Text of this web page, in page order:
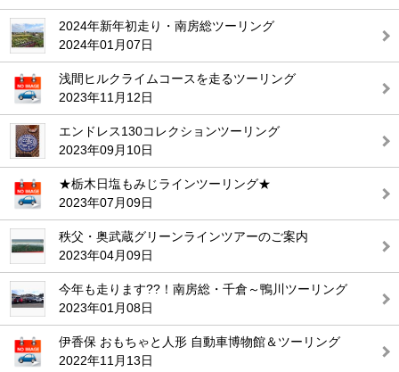
2024年新年初走り・南房総ツーリング
2024年01月07日
浅間ヒルクライムコースを走るツーリング
2023年11月12日
エンドレス130コレクションツーリング
2023年09月10日
★栃木日塩もみじラインツーリング★
2023年07月09日
秩父・奥武蔵グリーンラインツアーのご案内
2023年04月09日
今年も走ります??！南房総・千倉～鴨川ツーリング
2023年01月08日
伊香保 おもちゃと人形 自動車博物館＆ツーリング
2022年11月13日